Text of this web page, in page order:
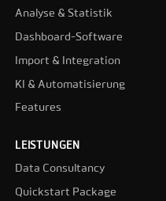
Analyse & Statistik
Dashboard-Software
Import & Integration
KI & Automatisierung
Features
LEISTUNGEN
Data Consultancy
Quickstart Package